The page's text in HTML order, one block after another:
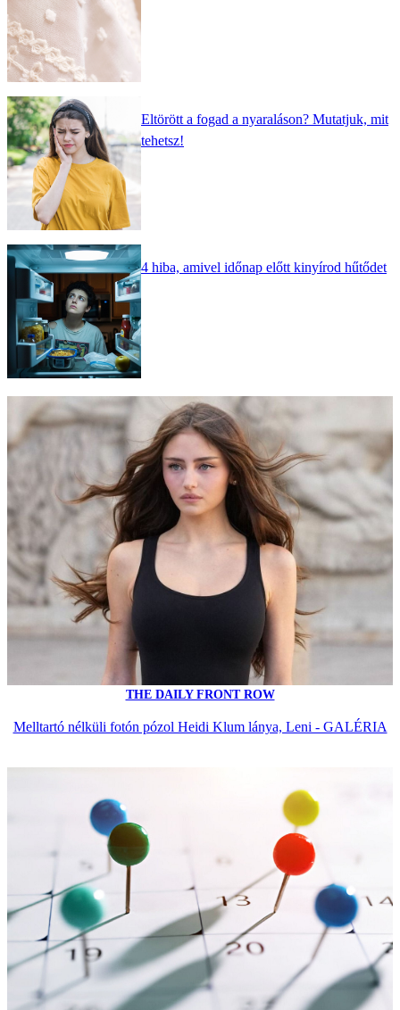
Eltörött a fogad a nyaraláson? Mutatjuk, mit
tehetsz!
4 hiba, amivel időnap előtt kinyírod hűtődet
THE DAILY FRONT ROW
Melltartó nélküli fotón pózol Heidi Klum lánya, Leni - GALÉRIA